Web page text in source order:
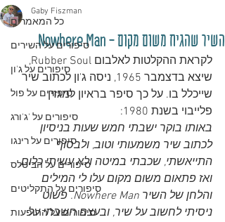
כל המאמרים
סיפורים על השירים
סיפורים על ג'ון
סיפורים על פול
סיפורים על 'ג'ורג
סיפורים על רינגו
סיפורים על הביטלס
סיפורים על התקליטים
סיפורים על ההופעות
השיר שהגיח משום מקום - Nowhere Man
Gaby Fiszman
לקראת ההקלטות לאלבום Rubber Soul,
שיצא בדצמבר 1965, ניסה ג'ון לכתוב שיר
שייכלל בו. על כך סיפר בראיון למגזין
פלייבוי בשנת 1980:
באותו בוקר ישבתי חמש שעות בניסיון
לכתוב שיר משמעותי וטוב, ולבסוף
התייאשתי, שכבתי במיטה ולא עשיתי כלום,
ואז פתאום משום מקום עלו לי המילים
והלחן של השיר Nowhere Man. פשוט
ניסיתי לחשוב על שיר, ובעצם חשבתי על